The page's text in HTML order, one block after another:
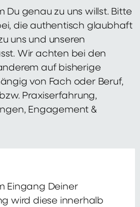
Du genau zu uns willst. Bitte
die authentisch glaubhaft
uns und unseren
Wir achten bei den
auf bisherige
von Fach oder Beruf,
Praxiserfahrung,
Engagement &
Eingang Deiner
wird diese innerhalb